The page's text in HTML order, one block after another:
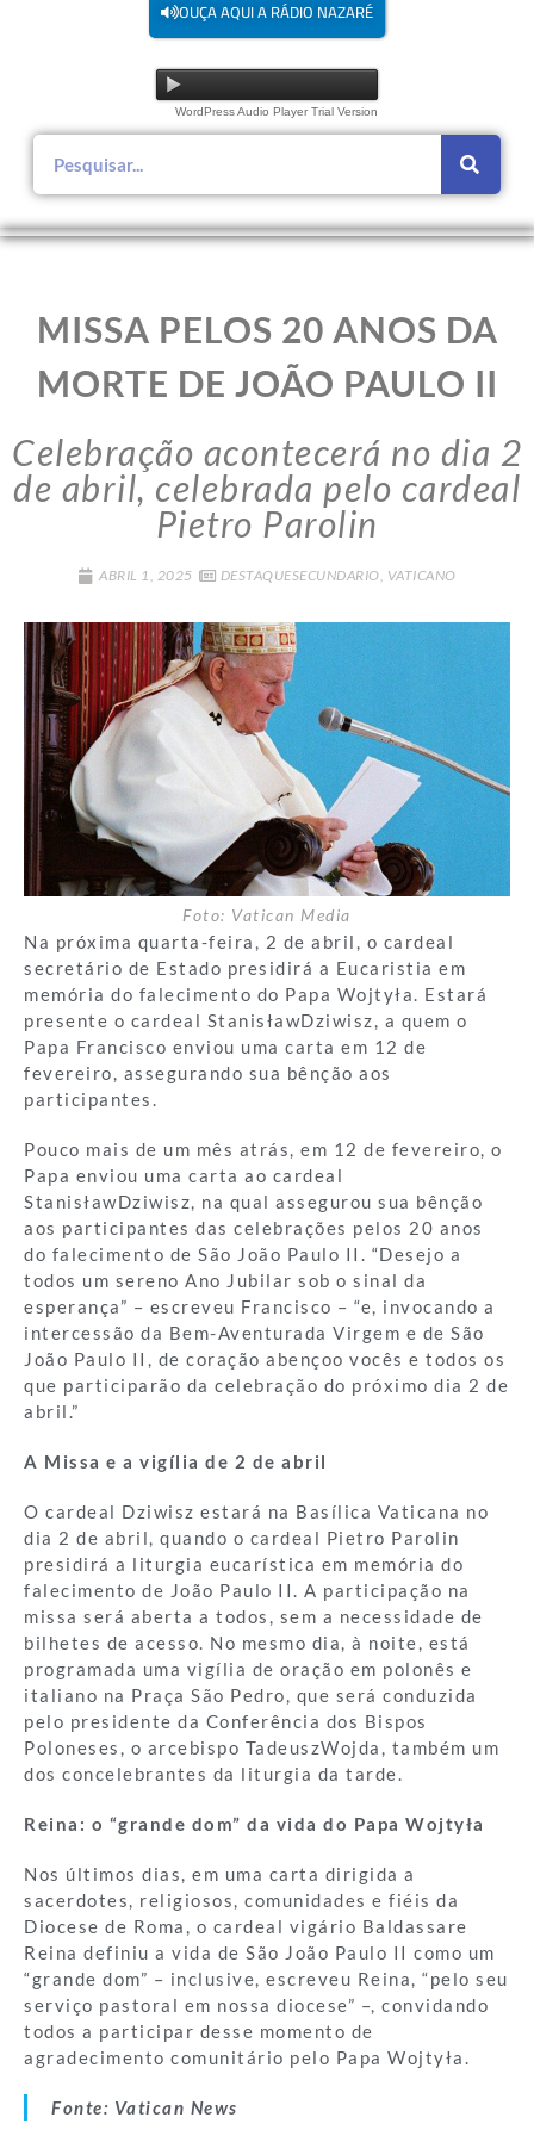
OUÇA AQUI A RÁDIO NAZARÉ
WordPress Audio Player Trial Version
MISSA PELOS 20 ANOS DA
MORTE DE JOÃO PAULO II
Celebração acontecerá no dia 2
de abril, celebrada pelo cardeal
Pietro Parolin
ABRIL 1, 2025 DESTAQUESECUNDARIO, VATICANO
Foto: Vatican Media
Na próxima quarta-feira, 2 de abril, o cardeal
secretário de Estado presidirá a Eucaristia em
memória do falecimento do Papa Wojtyła. Estará
presente o cardeal StanisławDziwisz, a quem o
Papa Francisco enviou uma carta em 12 de
fevereiro, assegurando sua bênção aos
participantes.
Pouco mais de um mês atrás, em 12 de fevereiro, o
Papa enviou uma carta ao cardeal
StanisławDziwisz, na qual assegurou sua bênção
aos participantes das celebrações pelos 20 anos
do falecimento de São João Paulo II. “Desejo a
todos um sereno Ano Jubilar sob o sinal da
esperança” – escreveu Francisco – “e, invocando a
intercessão da Bem-Aventurada Virgem e de São
João Paulo II, de coração abençoo vocês e todos os
que participarão da celebração do próximo dia 2 de
abril.”
A Missa e a vigília de 2 de abril
O cardeal Dziwisz estará na Basílica Vaticana no
dia 2 de abril, quando o cardeal Pietro Parolin
presidirá a liturgia eucarística em memória do
falecimento de João Paulo II. A participação na
missa será aberta a todos, sem a necessidade de
bilhetes de acesso. No mesmo dia, à noite, está
programada uma vigília de oração em polonês e
italiano na Praça São Pedro, que será conduzida
pelo presidente da Conferência dos Bispos
Poloneses, o arcebispo TadeuszWojda, também um
dos concelebrantes da liturgia da tarde.
Reina: o “grande dom” da vida do Papa Wojtyła
Nos últimos dias, em uma carta dirigida a
sacerdotes, religiosos, comunidades e fiéis da
Diocese de Roma, o cardeal vigário Baldassare
Reina definiu a vida de São João Paulo II como um
“grande dom” – inclusive, escreveu Reina, “pelo seu
serviço pastoral em nossa diocese” –, convidando
todos a participar desse momento de
agradecimento comunitário pelo Papa Wojtyła.
Fonte: Vatican News